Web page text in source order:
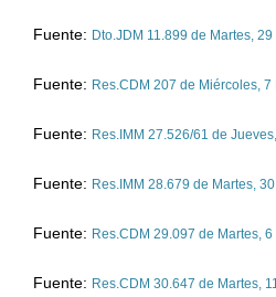
Fuente: Dto.JDM 11.899 de Martes,
Fuente: Res.CDM 207 de Miércoles,
Fuente: Res.IMM 27.526/61 de
Fuente: Res.IMM 28.679 de Martes,
Fuente: Res.CDM 29.097 de Martes,
Fuente: Res.CDM 30.647 de Martes,